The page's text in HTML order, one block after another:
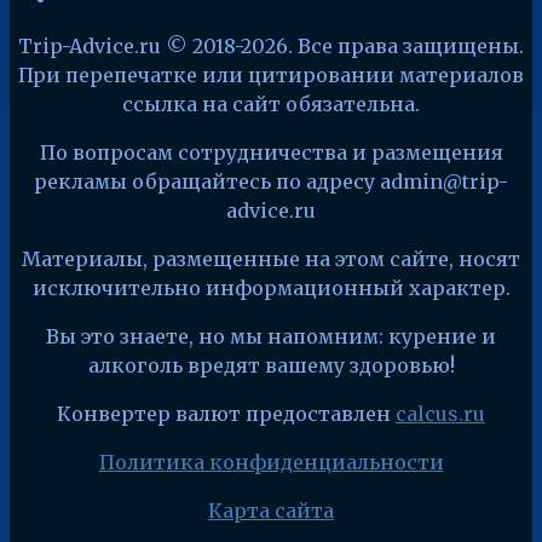
Trip-Advice.ru © 2018-2026. Все права защищены.
При перепечатке или цитировании материалов
ссылка на сайт обязательна.
По вопросам сотрудничества и размещения
рекламы обращайтесь по адресу admin@trip-
advice.ru
Материалы, размещенные на этом сайте, носят
исключительно информационный характер.
Вы это знаете, но мы напомним: курение и
алкоголь вредят вашему здоровью!
Конвертер валют предоставлен calcus.ru
Политика конфиденциальности
Карта сайта